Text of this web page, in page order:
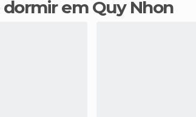
dormir em Quy Nhon